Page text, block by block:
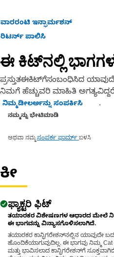
ವಾರರಂಟಿ ಇನ್ಫಾರ್ಮಶನ್
ರಿಟರ್ನ್ ಪಾಲಿಸಿ
ಈ ಕಿಟ್‌ನಲ್ಲಿ
ಪ್ರಸ್ತುತಈಕಿಟ್‌ಗೆಸಂಬಂಧಿಸಿದ
ನಿಮಗೆ ಹೆಚ್ಚುವರಿ ಮಾಹಿತಿ
ನಿಮ್ಮಡೀಲರ್ಅನ್ನು ಸಂಪರ್ಕಿಸಿ
ನಮ್ಮನ್ನು ಭೇಟಿಮಾಡಿ
ಅಥವಾ ನಮ್ಮಸಂಪರ್ಕ ಫಾರ್ಮ್ಬಳಸಿ
.
ಕೀ
ಫ್ಯಾಕ್ಟರಿ ಫಿಟ್
ತಯಾರಕರ ವಿಶೇಷಣಗಳ ಆಧಾರದ ಮೇಲೆ
ಈ ಭಾಗವನ್ನು ವಿನ್ಯಾಸಗೊಳಿಸಲಾಗಿದೆ.
ತಯಾರಕರ ಕಾನ್ಫಿಗರೇಶನ್‌ನಲ್ಲಿನ ಯಾವುದೇ
ಹೊಂದಿಕೆಯಾಗುವುದಿಲ್ಲ. ಈ ಭಾಗವು ನಿಮ್ಮ
ಮತ್ತು ಭಾವಿಸಲಾದ ಕಾನ್ಫಿಗರೇಶನ್‌ಗೆ